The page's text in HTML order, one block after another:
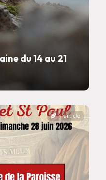
du 14 au 21
article